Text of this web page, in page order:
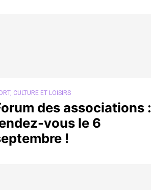
CULTURE ET LOISIRS
des associations :
vous le 6
!